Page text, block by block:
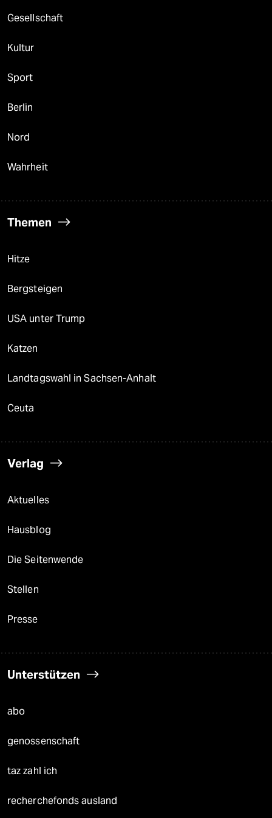
wahrheit
verlag
verlag
veranstaltungen
unterstützen
abo
genossenschaft
Gesellschaft
Kultur
Sport
Berlin
Nord
Wahrheit
Themen
Hitze
Bergsteigen
USA unter Trump
Katzen
Landtagswahl in Sachsen-Anhalt
Ceuta
Verlag
Aktuelles
Hausblog
Die Seitenwende
Stellen
Presse
Unterstützen
abo
genossenschaft
taz zahl ich
recherchefonds ausland